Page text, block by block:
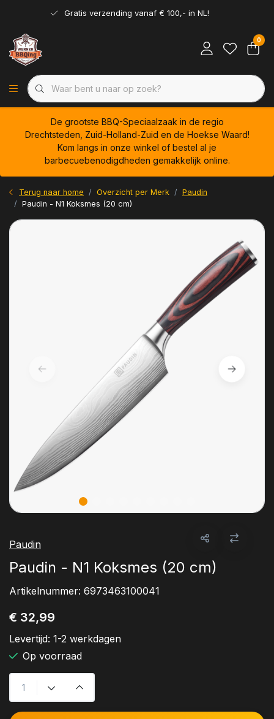
Gratis verzending vanaf € 100,- in NL!
0
De grootste BBQ-Speciaalzaak in de regio
Drechtsteden, Zuid-Holland-Zuid en de Hoekse Waard!
Kom langs in onze winkel of bestel al je
barbecuebenodigdheden gemakkelijk online.
Terug naar home Overzicht per Merk
Paudin
Paudin - N1 Koksmes (20 cm)
Paudin
Paudin - N1 Koksmes (20 cm)
Artikelnummer: 6973463100041
€ 32,99
Levertijd: 1-2 werkdagen
Op voorraad